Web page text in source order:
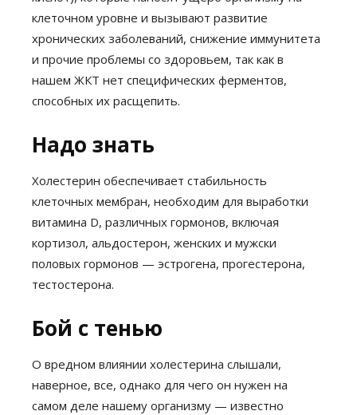
клеточном уровне и вызывают развитие
хронических заболеваний, снижение иммунитета
и прочие проблемы со здоровьем, так как в
нашем ЖКТ нет специфических ферментов,
способных их расщепить.
Надо знать
Холестерин обеспечивает стабильность
клеточных мембран, необходим для выработки
витамина D, различных гормонов, включая
кортизол, альдостерон, женских и мужски
половых гормонов — эстрогена, прогестерона,
тестостерона.
Бой с тенью
О вредном влиянии холестерина слышали,
наверное, все, однако для чего он нужен на
самом деле нашему организму — известно